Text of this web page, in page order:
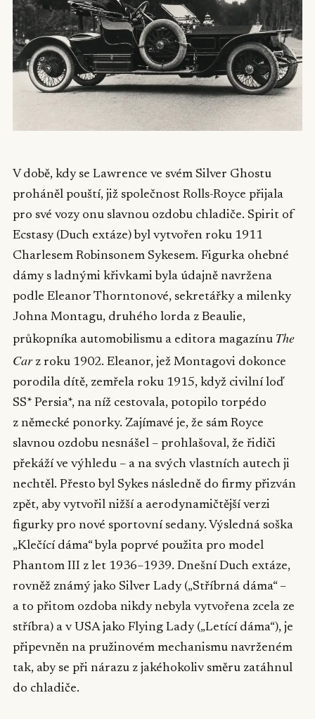
V době, kdy se Lawrence ve svém Silver Ghostu
proháněl pouští, již společnost Rolls-Royce přijala
pro své vozy onu slavnou ozdobu chladiče. Spirit of
Ecstasy (Duch extáze) byl vytvořen roku 1911
Charlesem Robinsonem Sykesem. Figurka ohebné
dámy s ladnými křivkami byla údajně navržena
podle Eleanor Thorntonové, sekretářky a milenky
Johna Montagu, druhého lorda z Beaulie,
průkopníka automobilismu a editora magazínu The
Carz roku 1902. Eleanor, jež Montagovi dokonce
porodila dítě, zemřela roku 1915, když civilní loď
SS* Persia*, na níž cestovala, potopilo torpédo
z německé ponorky. Zajímavé je, že sám Royce
slavnou ozdobu nesnášel – prohlašoval, že řidiči
překáží ve výhledu – a na svých vlastních autech ji
nechtěl. Přesto byl Sykes následně do firmy přizván
zpět, aby vytvořil nižší a aerodynamičtější verzi
figurky pro nové sportovní sedany. Výsledná soška
„Klečící dáma“ byla poprvé použita pro model
Phantom III z let 1936–1939. Dnešní Duch extáze,
rovněž známý jako Silver Lady („Stříbrná dáma“ –
a to přitom ozdoba nikdy nebyla vytvořena zcela ze
stříbra) a v USA jako Flying Lady („Letící dáma“), je
připevněn na pružinovém mechanismu navrženém
tak, aby se při nárazu z jakéhokoliv směru zatáhnul
do chladiče.